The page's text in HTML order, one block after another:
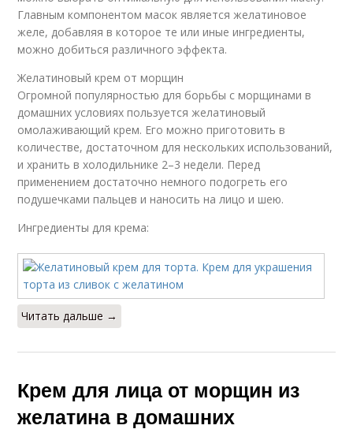
Главным компонентом масок является желатиновое
желе, добавляя в которое те или иные ингредиенты,
можно добиться различного эффекта.
Желатиновый крем от морщин
Огромной популярностью для борьбы с морщинами в
домашних условиях пользуется желатиновый
омолаживающий крем. Его можно приготовить в
количестве, достаточном для нескольких использований,
и хранить в холодильнике 2–3 недели. Перед
применением достаточно немного подогреть его
подушечками пальцев и наносить на лицо и шею.
Ингредиенты для крема:
Читать дальше →
Крем для лица от морщин из
желатина в домашних